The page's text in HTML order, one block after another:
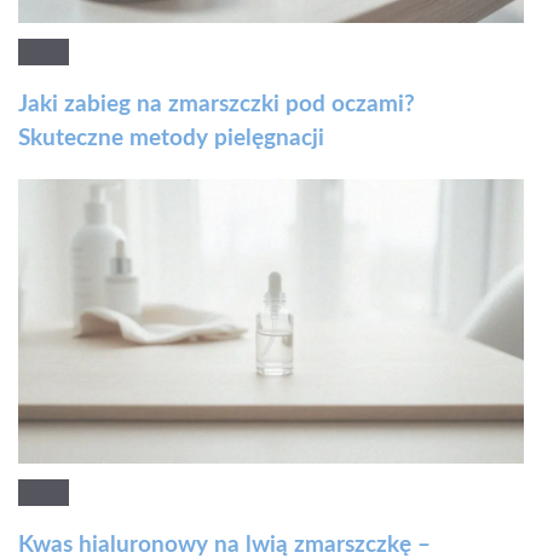
Jaki zabieg na zmarszczki pod oczami?
Skuteczne metody pielęgnacji
Kwas hialuronowy na lwią zmarszczkę –